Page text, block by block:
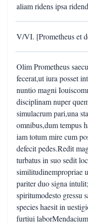
aliam ridens ipsa
V/VI. [Prometheus et
Olim Prometheus
fecerat,ut iura posset
nuntio magni
disciplinam nuper
simulacrum pari,una
omnibus,dum tempus
iam totum mire cum
defecit pedes.Redit
turbatus in suo sedit
similitudinempropriae
pariter duo signa
spiritumodesto gressu
species haesit in
furtiui